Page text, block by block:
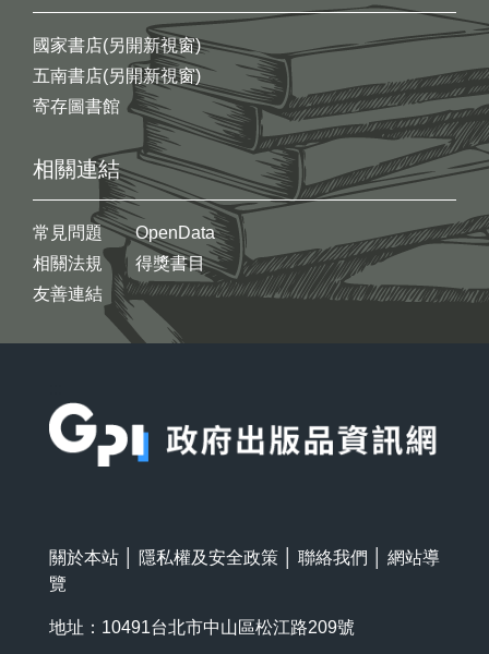
國家書店(另開新視窗)
五南書店(另開新視窗)
寄存圖書館
相關連結
常見問題
相關法規
友善連結
OpenData
得獎書目
關於本站 隱私權及安全政策 聯絡我們
網站導
覽
地址：10491台北市中山區松江路209號